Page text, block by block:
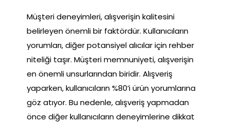
Müşteri deneyimleri, alışverişin kalitesini
belirleyen önemli bir faktördür. Kullanıcıların
yorumları, diğer potansiyel alıcılar için rehber
niteliği taşır. Müşteri memnuniyeti, alışverişin
en önemli unsurlarından biridir. Alışveriş
yaparken, kullanıcıların %80’i ürün yorumlarına
göz atıyor. Bu nedenle, alışveriş yapmadan
önce diğer kullanıcıların deneyimlerine dikkat